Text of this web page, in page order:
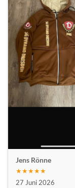
Jens Rönne
★★★★★
27 Juni 2026